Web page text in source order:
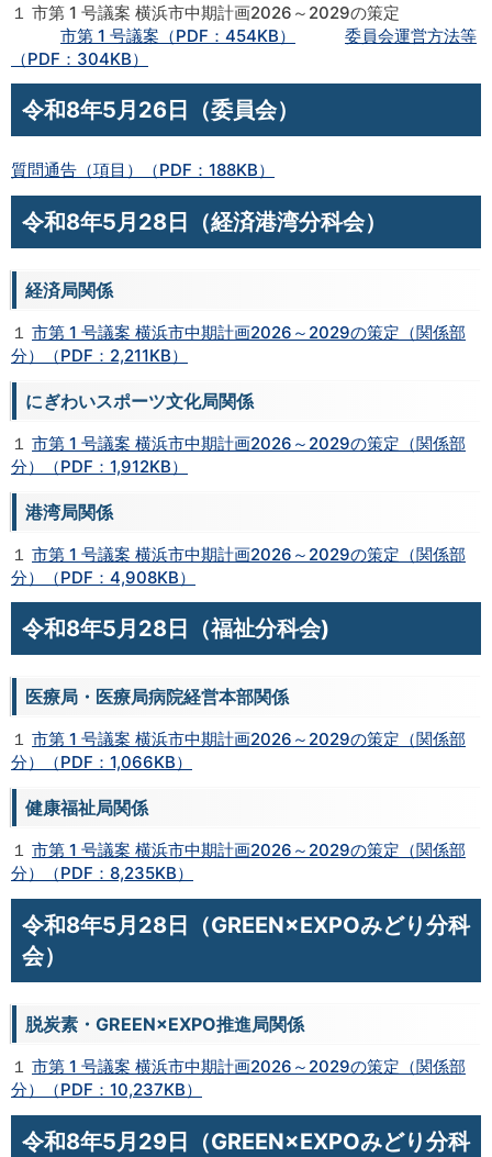
１ 市第 1 号議案 横浜市中期計画2026～2029の策定
市第 1 号議案（PDF：454KB）
委員会運営方法等
（PDF：304KB）
令和8年5月26日（委員会）
質問通告（項目）（PDF：188KB）
令和8年5月28日（経済港湾分科会）
経済局関係
１ 市第 1 号議案 横浜市中期計画2026～2029の策定（関係部
分）（PDF：2,211KB）
にぎわいスポーツ文化局関係
１ 市第 1 号議案 横浜市中期計画2026～2029の策定（関係部
分）（PDF：1,912KB）
港湾局関係
１ 市第 1 号議案 横浜市中期計画2026～2029の策定（関係部
分）（PDF：4,908KB）
令和8年5月28日（福祉分科会)
医療局・医療局病院経営本部関係
１ 市第 1 号議案 横浜市中期計画2026～2029の策定（関係部
分）（PDF：1,066KB）
健康福祉局関係
１ 市第 1 号議案 横浜市中期計画2026～2029の策定（関係部
分）（PDF：8,235KB）
令和8年5月28日（GREEN×EXPOみどり分科
会）
脱炭素・GREEN×EXPO推進局関係
１ 市第 1 号議案 横浜市中期計画2026～2029の策定（関係部
分）（PDF：10,237KB）
令和8年5月29日（GREEN×EXPOみどり分科